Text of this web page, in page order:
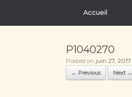
Accueil
P1040270
Posted on juin 27, 2017
← Previous Next →